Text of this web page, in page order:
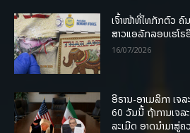
ເຈົ້າໜ້າທີ່ໄທກັກຕົວ ຄົ
ສາວແອລັກລອບເຮໂຣ
16/07/2026
ອີຣານ-ອາເມລິກາ ເຈ
60 ວັນນີ້ ຖ້າການເຈລ
ລະເມີດ ອາດນໍາມາສູ່ຄ